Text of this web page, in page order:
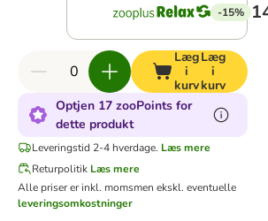
-15%
Læg
i
kurv
Læg
i
kurv
Optjen 17 zooPoints for
dette produkt
Leveringstid 2-4 hverdage. Læs mere
Returpolitik Læs mere
Alle priser er inkl. momsmen ekskl. eventuelle
leveringsomkostninger